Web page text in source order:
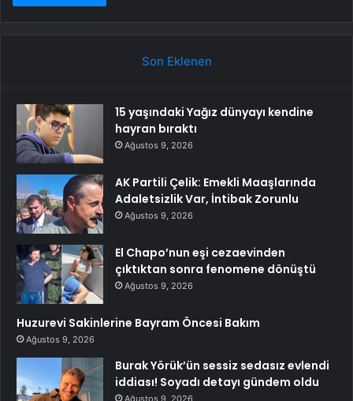
Son Eklenen
15 yaşındaki Yağız dünyayı kendine
hayran bıraktı
Ağustos 9, 2026
AK Partili Çelik: Emekli Maaşlarında
Adaletsizlik Var, İntibak Zorunlu
Ağustos 9, 2026
El Chapo’nun eşi cezaevinden
çıktıktan sonra fenomene dönüştü
Ağustos 9, 2026
Huzurevi Sakinlerine Bayram Öncesi Bakım
Ağustos 9, 2026
Burak Yörük’ün sessiz sedasız evlendi
iddiası! Soyadı detayı gündem oldu
Ağustos 9, 2026